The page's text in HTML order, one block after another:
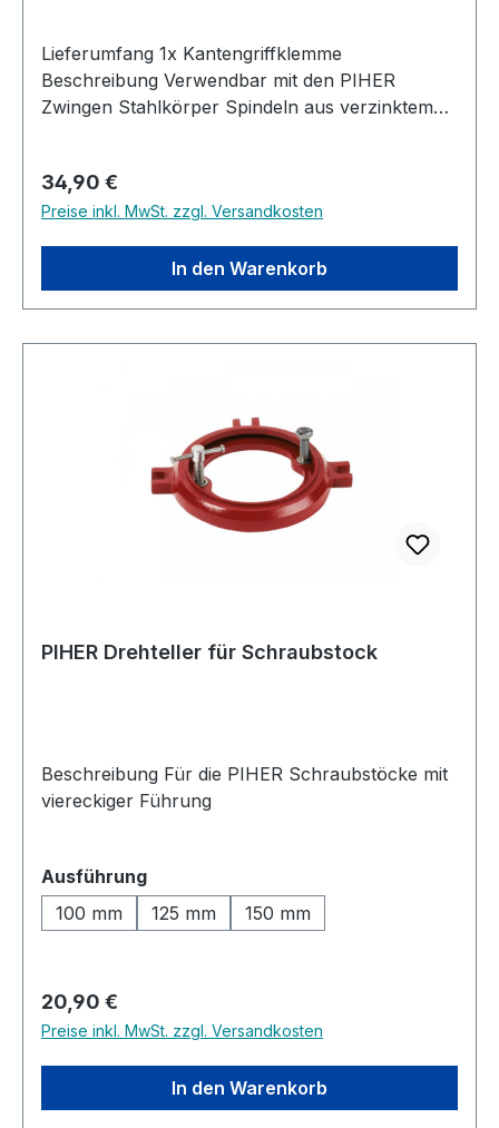
Lieferumfang 1x Kantengriffklemme
Beschreibung Verwendbar mit den PIHER
Zwingen Stahlkörper Spindeln aus verzinktem
Regulärer Preis:
34,90 €
Preise inkl. MwSt. zzgl. Versandkosten
In den Warenkorb
PIHER Drehteller für Schraubstock
Beschreibung Für die PIHER Schraubstöcke mit
viereckiger Führung
Ausführungauswählen
100 mm
125 mm 150 mm
Regulärer Preis:
20,90 €
Preise inkl. MwSt. zzgl. Versandkosten
In den Warenkorb